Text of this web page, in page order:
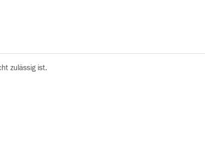
zulässig ist.